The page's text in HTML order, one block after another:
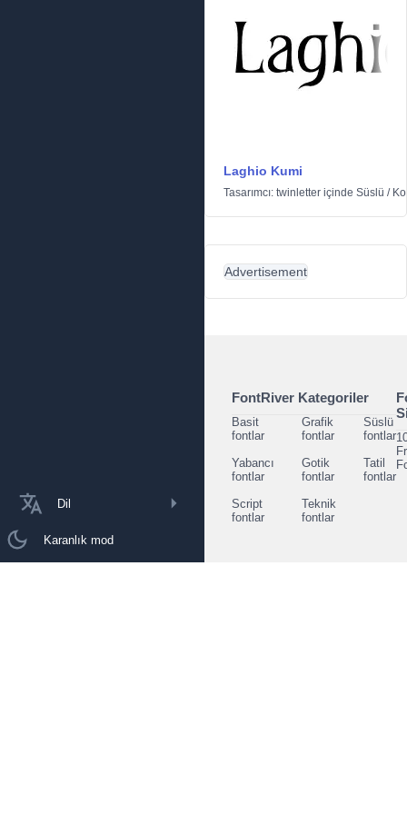
Dil
Karanlık mod
Laghio Kumi
Tasarımcı: twinletter içinde Süslü /
Advertisement
FontRiver Kategoriler
Basit
fontlar
Grafik
fontlar
Süslü
fontlar
Yabancı
fontlar
Gotik
fontlar
Tatil
fontlar
Script
fontlar
Teknik
fontlar